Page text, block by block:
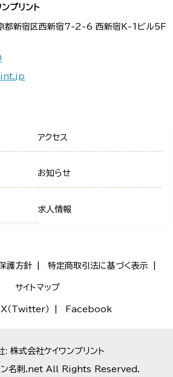
プリント
新宿区西新宿7-2-6 西新宿K-1ビル5F
アクセス
お知らせ
求人情報
護方針 特定商取引法に基づく表示
サイトマップ
X（Twitter） Facebook
: 株式会社ケイワンプリント
名刺.net All Rights Reserved.